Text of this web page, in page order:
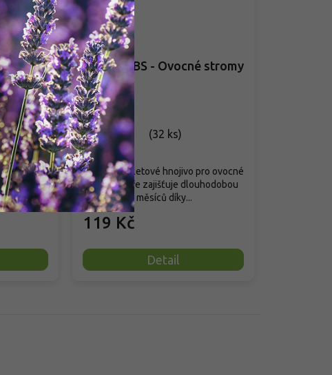
–31 %
keře,
či...
SILVA TABS - Ovocné stromy
a keře
Skladem (32 ks)
119 Kč
Detail
Zásobní tabletové hnojivo pro ovocné
stromy a keře zajišťuje dlouhodobou
výživu až 12 měsíců díky...